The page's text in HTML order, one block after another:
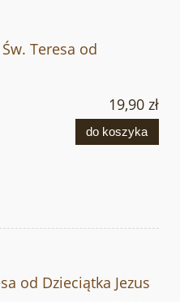
Teresa od
19,90 zł
do koszyka
od Dzieciątka Jezus